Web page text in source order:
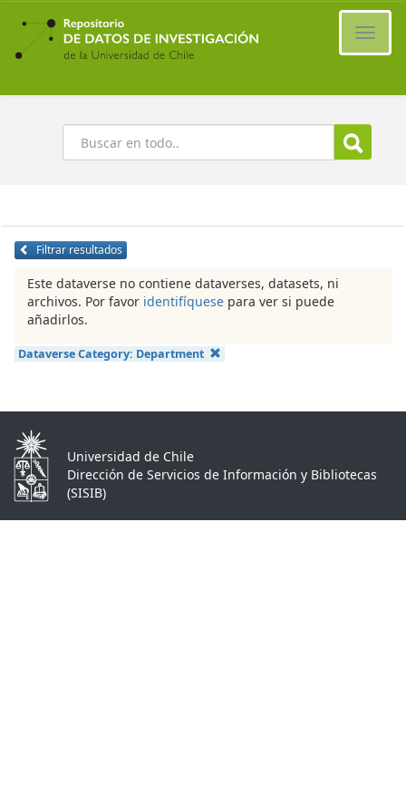
Ir
contenido
principal
Buscar
Filtrar resultados
Este dataverse no contiene dataverses, datasets, ni
archivos. Por favor identifíquese para ver si puede
añadirlos.
Dataverse Category: Department
Universidad de Chile
Dirección de Servicios de Información y Bibliotecas
(SISIB)